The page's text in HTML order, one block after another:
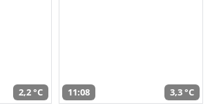
2,2 °C 11:08 3,3 °C